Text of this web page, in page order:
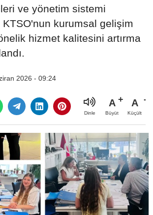
ve yönetim sistemi
kurumsal gelişim
hizmet kalitesini artırma
2026 - 09:24
Dinle
A
Büyüt
A
Küçült